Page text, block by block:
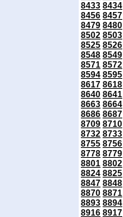
8433 8434
8456 8457
8479 8480
8502 8503
8525 8526
8548 8549
8571 8572
8594 8595
8617 8618
8640 8641
8663 8664
8686 8687
8709 8710
8732 8733
8755 8756
8778 8779
8801 8802
8824 8825
8847 8848
8870 8871
8893 8894
8916 8917